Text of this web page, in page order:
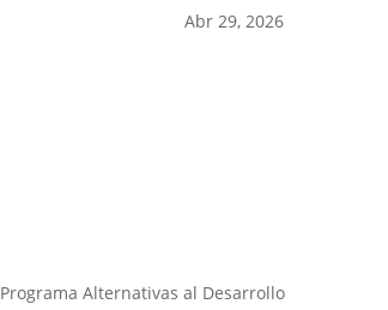
Abr 29, 2026
Programa Alternativas al Desarrollo